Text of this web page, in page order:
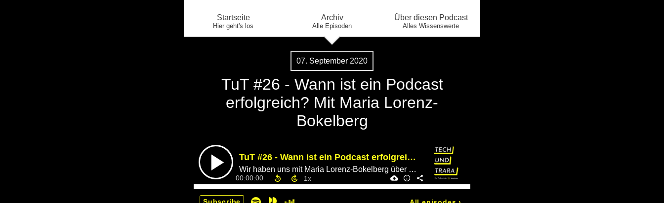
Startseite
Hier geht's los
Archiv
Alle Episoden
Über diesen Podcast
Alles Wissenswerte
07. September 2020
TuT #26 - Wann ist ein Podcast
erfolgreich? Mit Maria Lorenz-
Bokelberg
TuT #26 - Wann ist ein Podcast erfolgreich? Mit Maria Lorenz-Bokelberg
Wir haben uns mit Maria Lorenz-Bokelberg über Podcasts unterhalten.
00:00:00